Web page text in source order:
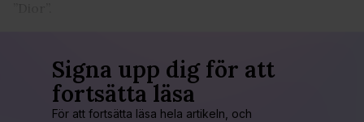
Signa upp dig för att
fortsätta läsa
För att fortsätta läsa hela artikeln, och